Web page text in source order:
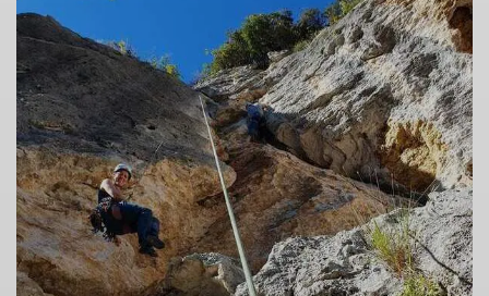
© Sektion Kassel